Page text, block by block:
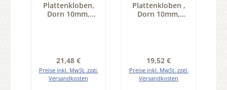
Plattenkloben,
Dorn 10mm,
Regulärer Preis:
21,48 €
Preise inkl. MwSt. zzgl.
Versandkosten
Plattenkloben ,
Dorn 10mm,
Regulärer Preis:
19,52 €
Preise inkl. MwSt. zzgl.
Versandkosten